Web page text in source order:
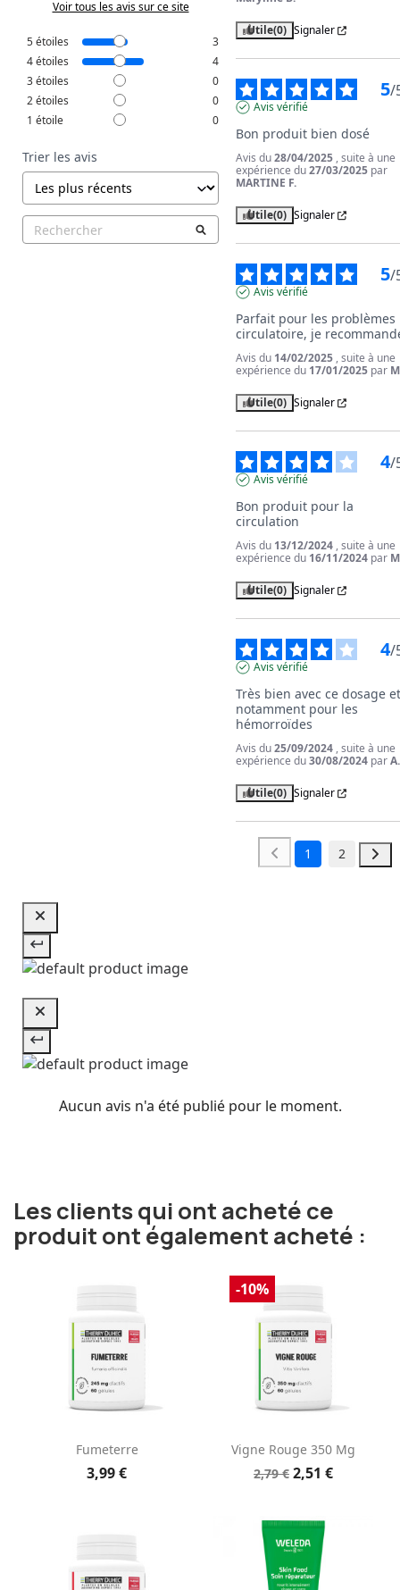
Voir tous les avis sur ce site
5étoiles
3
4étoiles
4
3étoiles
0
2étoiles
0
1 étoile 0
Trier les avis
Utile(0) Signaler
5/
Avis vérifié
Bon produit bien dosé
Avis du28/04/2025 , suite à une
expérience du27/03/2025 par
MARTINE F.
Utile(0) Signaler
5/
Avis vérifié
Parfait pour les problèmes
circulatoire, je
Avis du 14/02/2025 , suite à une
expérience du 17/01/2025 par
Utile(0) Signaler
4/
Avis vérifié
Bon produit pour la
circulation
Avis du 13/12/2024 , suite à une
expérience du 16/11/2024 par
Utile(0) Signaler
4/
Avis vérifié
Très bien avec ce dosage
notamment pour les
hémorroïdes
Avis du25/09/2024 , suite à une
expérience du30/08/2024 par
Utile(0) Signaler
1 2
Aucun avis n'a été publié pour le moment.
Les clients qui ont acheté ce
produit ont également acheté :
Fumeterre
3,99 €
Vigne Rouge 350 Mg
2,79 € 2,51 €
-10%